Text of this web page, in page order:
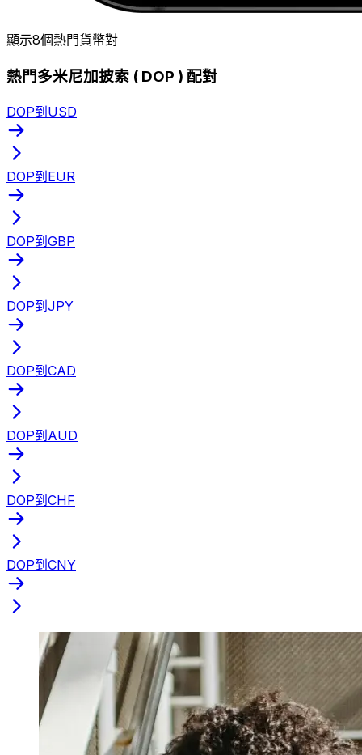
顯示8個熱門貨幣對
熱門多米尼加披索 ( DOP ) 配對
DOP到USD
DOP到EUR
DOP到GBP
DOP到JPY
DOP到CAD
DOP到AUD
DOP到CHF
DOP到CNY